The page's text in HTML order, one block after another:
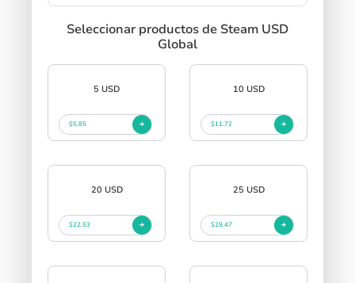
Seleccionar productos de Steam USD
Global
5 USD
$5.85
10 USD
$11.72
20 USD
$22.53
25 USD
$29.47